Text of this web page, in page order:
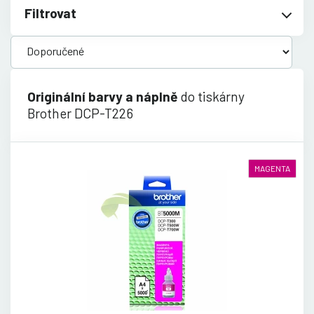
Filtrovat
Originální barvy a náplně do tiskárny
Brother DCP-T226
MAGENTA